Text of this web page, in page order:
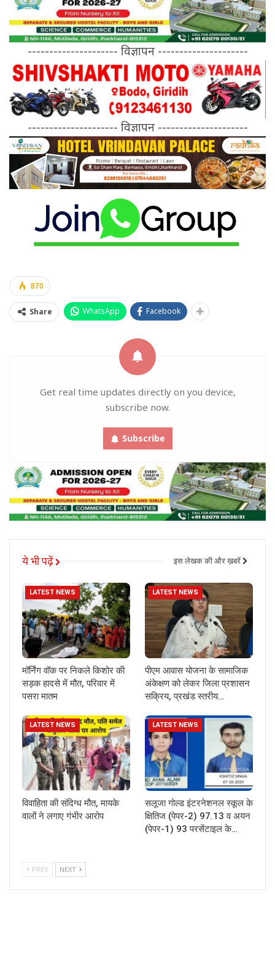
--------------------- विज्ञापन ---------------------
--------------------- विज्ञापन ---------------------
870
Share WhatsApp Facebook
Get real time updates directly on you device,
subscribe now.
Subscribe
ये भी पढ़ें इस लेखक की और ख़बरें
LATEST NEWS
मॉर्निंग वॉक पर निकले किशोर की
सड़क हादसे में मौत, परिवार में
पसरा मातम
LATEST NEWS
पीएम आवास योजना के सामाजिक
अंकेक्षण को लेकर जिला प्रशासन
सक्रिय, प्रखंड स्तरीय…
LATEST NEWS
विवाहिता की संदिग्ध मौत, मायके
वालों ने लगाए गंभीर आरोप
LATEST NEWS
सलूजा गोल्ड इंटरनेशनल स्कूल के
क्षितिज (पेपर-2) 97.13 व अयन
(पेपर-1) 93 परसेंटाइल के…
PREV NEXT